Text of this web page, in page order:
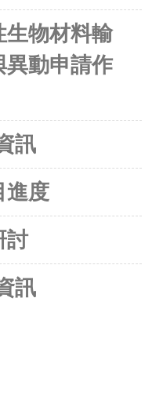
生物材料輸
異動申請作
訊
進度
討
訊